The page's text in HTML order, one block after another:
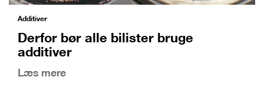
Additiver
Derfor bør alle bilister bruge
additiver
Læs mere